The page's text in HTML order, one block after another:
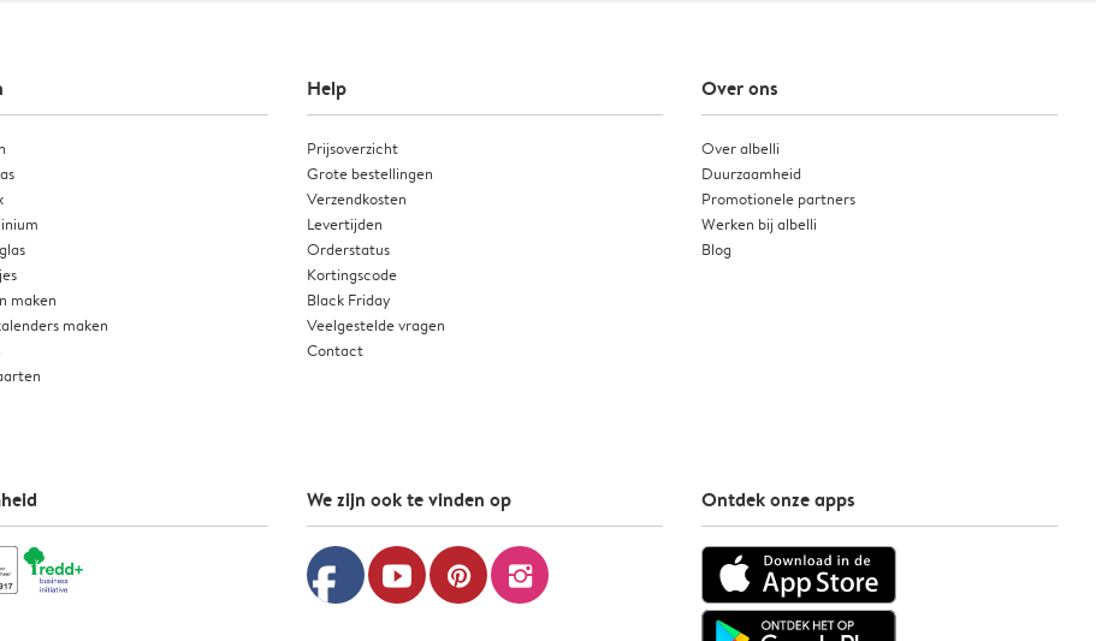
maken
maken
Help
Prijsoverzicht
Grote bestellingen
Verzendkosten
Levertijden
Orderstatus
Kortingscode
Black Friday
Veelgestelde vragen
Contact
Over ons
Over albelli
Duurzaamheid
Promotionele partners
Werken bij albelli
Blog
We zijn ook te vinden op
facebook youtube pinterest instagram
Ontdek onze apps